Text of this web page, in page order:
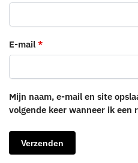
E-mail *
Mijn naam, e-mail en site
volgende keer wanneer ik een